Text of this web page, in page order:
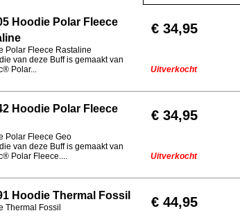
Hoodie Polar Fleece
Polar Fleece Rastaline
van deze Buff is gemaakt van
Polar...
€ 34,95
Uitverkocht
Hoodie Polar Fleece
Polar Fleece Geo
van deze Buff is gemaakt van
Polar Fleece....
€ 34,95
Uitverkocht
Hoodie Thermal Fossil
Thermal Fossil € 44,95